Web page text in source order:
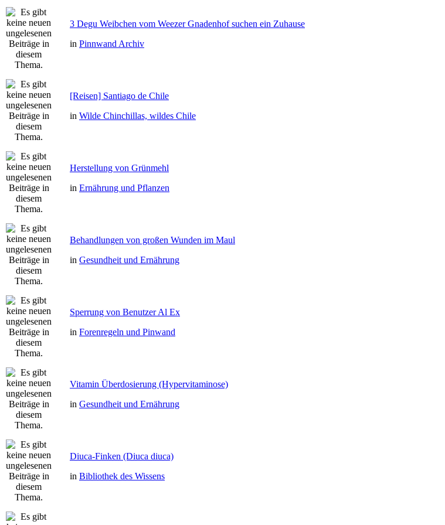
3 Degu Weibchen vom Weezer Gnadenhof suchen ein Zuhause
in Pinnwand Archiv
[Reisen] Santiago de Chile
in Wilde Chinchillas, wildes Chile
Herstellung von Grünmehl
in Ernährung und Pflanzen
Behandlungen von großen Wunden im Maul
in Gesundheit und Ernährung
Sperrung von Benutzer Al Ex
in Forenregeln und Pinwand
Vitamin Überdosierung (Hypervitaminose)
in Gesundheit und Ernährung
Diuca-Finken (Diuca diuca)
in Bibliothek des Wissens